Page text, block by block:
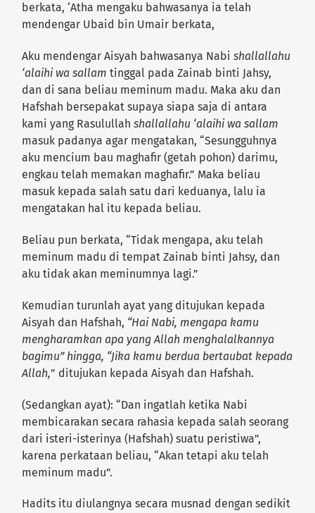
berkata, ‘Atha mengaku bahwasanya ia telah
mendengar Ubaid bin Umair berkata,
Aku mendengar Aisyah bahwasanya Nabishallallahu
‘alaihi wa sallam tinggal pada Zainab binti Jahsy,
dan di sana beliau meminum madu. Maka aku dan
Hafshah bersepakat supaya siapa saja di antara
kami yang Rasulullahshallallahu ‘alaihi wa sallam
masuk padanya agar mengatakan, “Sesungguhnya
aku mencium bau maghafir (getah pohon) darimu,
engkau telah memakan maghafir.” Maka beliau
masuk kepada salah satu dari keduanya, lalu ia
mengatakan hal itu kepada beliau.
Beliau pun berkata, “Tidak mengapa, aku telah
meminum madu di tempat Zainab binti Jahsy, dan
aku tidak akan meminumnya lagi.”
Kemudian turunlah ayat yang ditujukan kepada
Aisyah dan Hafshah, “Hai Nabi, mengapa kamu
mengharamkan apa yang Allah menghalalkannya
bagimu” hingga, “Jika kamu berdua bertaubat kepada
Allah,” ditujukan kepada Aisyah dan Hafshah.
(Sedangkan ayat): “Dan ingatlah ketika Nabi
membicarakan secara rahasia kepada salah seorang
dari isteri-isterinya (Hafshah) suatu peristiwa”,
karena perkataan beliau, “Akan tetapi aku telah
meminum madu”.
Hadits itu diulangnya secara musnad dengan sedikit